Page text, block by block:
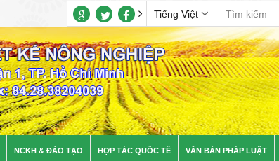
Tiếng Việt
NCKH & ĐÀO TẠO HỢP TÁC QUỐC TẾ VĂN BẢN PHÁP LUẬT